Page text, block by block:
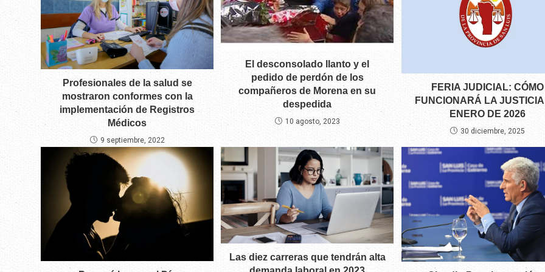
Profesionales de la salud se
mostraron conformes con la
implementación de Registros
Médicos
9 septiembre, 2022
El desconsolado llanto y el
pedido de perdón de los
compañeros de Morena en su
despedida
10 agosto, 2023
FERIA JUDICIAL: CÓMO
FUNCIONARÁ LA
ENERO DE 2026
30 diciembre, 2025
Las diez carreras que tendrán alta